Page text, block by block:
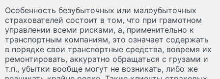
Особенность безубыточных или малоубыточных
страхователей состоит в том, что при грамотном
управлении всеми рисками, а, применительно к
транспортным компаниям, это означает содержать
в порядке свои транспортные средства, вовремя их
ремонтировать, аккуратно обращаться с грузами и
т.п., убытки вообще могут не возникать, либо же